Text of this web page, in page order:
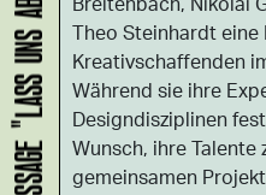
Theo Steinhardt
Kreativschaffenden
Während sie ihre
Designdisziplinen
Wunsch, ihre Talente
gemeinsamen